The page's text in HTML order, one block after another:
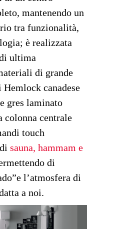
mantenendo un
tra funzionalità,
è realizzata
ultima
di grande
canadese
gres laminato
colonna centrale
touch
sauna, hammam e
di
l’atmosfera di
a noi.